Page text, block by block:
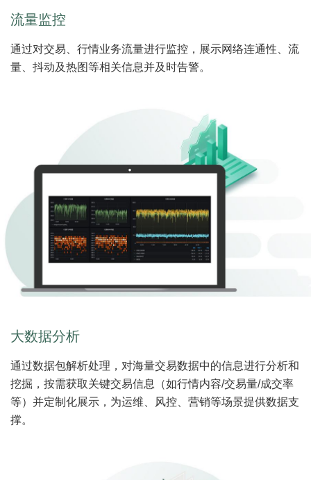
流量监控
通过对交易、行情业务流量进行监控，展示网络连通性、流
量、抖动及热图等相关信息并及时告警。
大数据分析
通过数据包解析处理，对海量交易数据中的信息进行分析和
挖掘，按需获取关键交易信息（如行情内容/交易量/成交率
等）并定制化展示，为运维、风控、营销等场景提供数据支
撑。